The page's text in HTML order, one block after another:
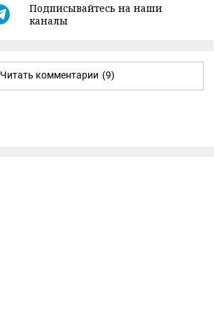
Подписывайтесь на наши
каналы
Читать комментарии (9)